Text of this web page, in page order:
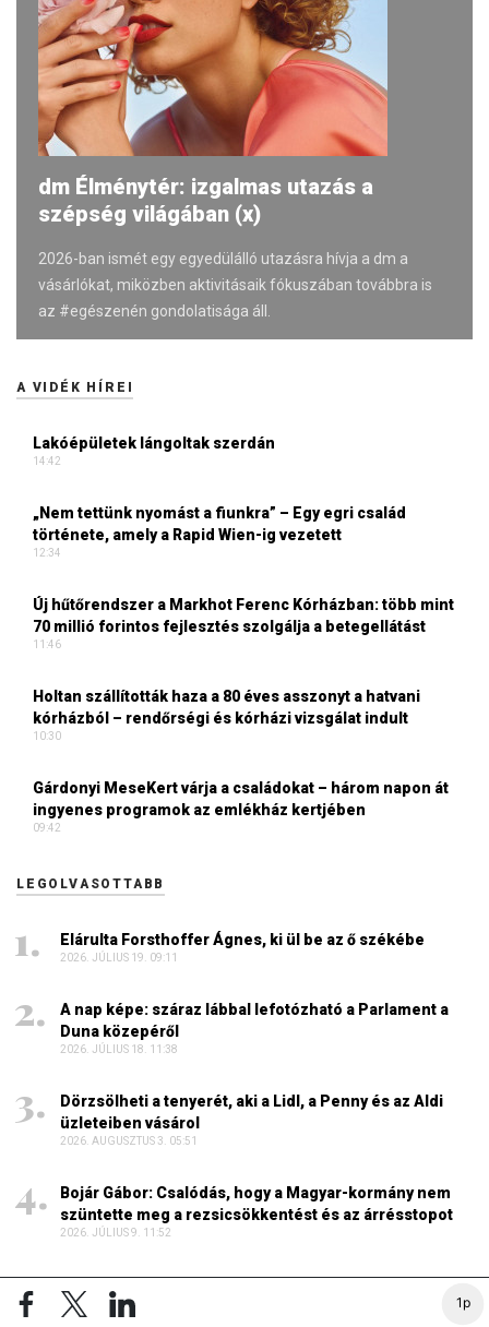
1p
dm Élménytér: izgalmas utazás a
szépség világában (x)
2026-ban ismét egy egyedülálló utazásra hívja a dm a
vásárlókat, miközben aktivitásaik fókuszában továbbra is
az #egészenén gondolatisága áll.
A VIDÉK HÍREI
Lakóépületek lángoltak szerdán
14:42
„Nem tettünk nyomást a fiunkra” – Egy egri család
története, amely a Rapid Wien-ig vezetett
12:34
Új hűtőrendszer a Markhot Ferenc Kórházban: több mint
70 millió forintos fejlesztés szolgálja a betegellátást
11:46
Holtan szállították haza a 80 éves asszonyt a hatvani
kórházból – rendőrségi és kórházi vizsgálat indult
10:30
Gárdonyi MeseKert várja a családokat – három napon át
ingyenes programok az emlékház kertjében
09:42
LEGOLVASOTTABB
Elárulta Forsthoffer Ágnes, ki ül be az ő székébe
2026. JÚLIUS 19. 09:11
A nap képe: száraz lábbal lefotózható a Parlament a
Duna közepéről
2026. JÚLIUS 18. 11:38
Dörzsölheti a tenyerét, aki a Lidl, a Penny és az Aldi
üzleteiben vásárol
2026. AUGUSZTUS 3. 05:51
Bojár Gábor: Csalódás, hogy a Magyar-kormány nem
szüntette meg a rezsicsökkentést és az árrésstopot
2026. JÚLIUS 9. 11:52
2026. AUGUSZTUS 5. 12:10